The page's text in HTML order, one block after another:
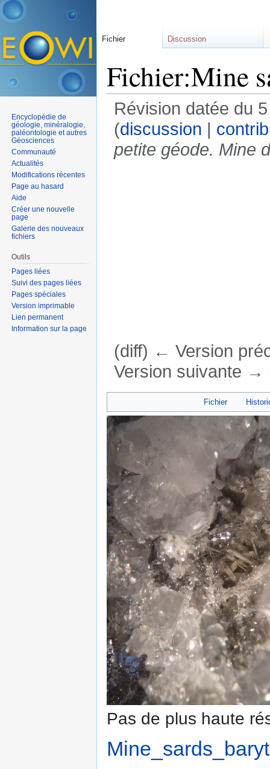
Fichier:Mine
Révision datée du
(discussion |
petite géode. Mine
(diff) ← Version
Version suivante →
Fichier
Pas de plus haute
Fichier Discussion
Encyclopédie de
géologie, minéralogie,
paléontologie et autres
Géosciences
Communauté
Actualités
Modifications récentes
Page au hasard
Aide
Créer une nouvelle
page
Galerie des nouveaux
fichiers
Outils
Pages liées
Suivi des pages liées
Pages spéciales
Version imprimable
Lien permanent
Information sur la page